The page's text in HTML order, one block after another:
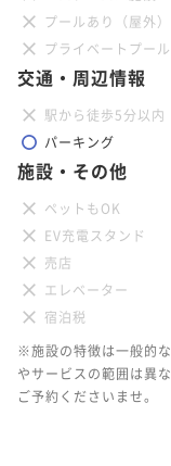
プールあり（屋外）
プライベートプール
交通・周辺情報
駅から徒歩5分以内
パーキング
施設・その他
ペットもOK
EV充電スタンド
売店
エレベーター
宿泊税
※施設の特徴は一般的
やサービスの範囲は異
ご予約くださいませ。